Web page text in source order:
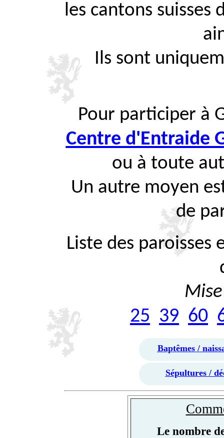
les cantons suisses
Ils sont
Pour participer à
Centre d'Entraide
ou à toute
Un autre moyen
de
Liste des paroisses
25 39 60
Baptêmes /
Sépultures /
Le nombre